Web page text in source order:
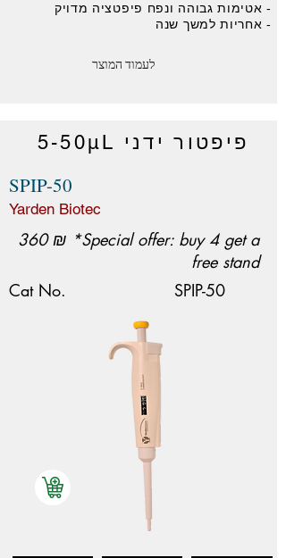
- אטימות גבוהה ונפח פיפטציה מדויק
- אחריות למשך שנה
לעמוד המוצר
פיפטור ידני 5-50μL
SPIP-50
Yarden Biotec
360 ₪ *Special offer: buy 4 get a
free stand
Cat No.
SPIP-50